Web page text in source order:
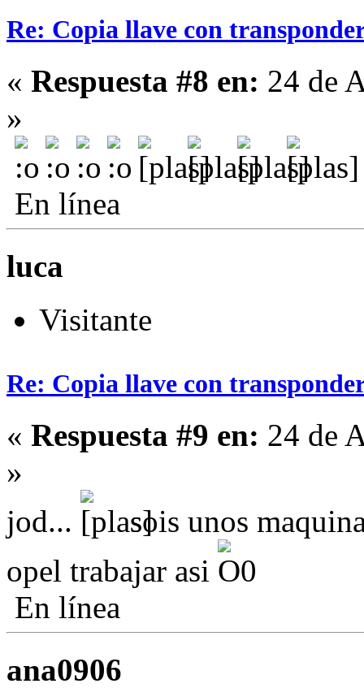
Re: Copia llave con
« Respuesta #8 en: 24 de
»
En línea
luca
Visitante
Re: Copia llave con
« Respuesta #9 en: 24 de
»
jod...
sois unos
opel trabajar asi
En línea
ana0906